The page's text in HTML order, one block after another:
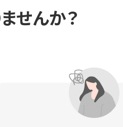
せんか？